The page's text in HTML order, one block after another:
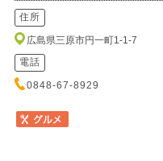
住所
広島県三原市円一町1-1-7
電話
0848-67-8929